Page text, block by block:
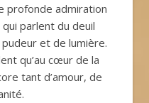
profonde admiration
parlent du deuil
et de lumière.
qu’au cœur de la
tant d’amour, de